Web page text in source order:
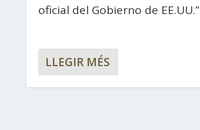
oficial del Gobierno de EE.UU.”
LLEGIR MÉS